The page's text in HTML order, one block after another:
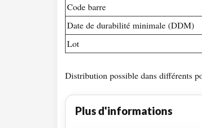
Code barre
Date de durabilité minimale (DDM)
Lot
Distribution possible dans différents
Plus d'informations